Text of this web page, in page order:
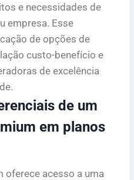
e necessidades de
empresa. Esse
de opções de
custo-benefício e
de excelência
de um
em planos
oferece acesso a uma